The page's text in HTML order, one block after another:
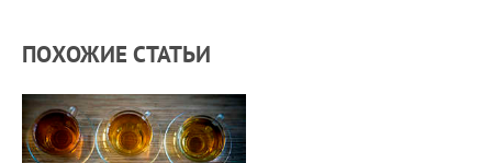
ПОХОЖИЕ СТАТЬИ